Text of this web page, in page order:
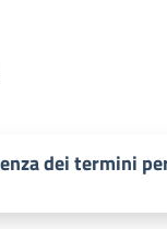
dei termini